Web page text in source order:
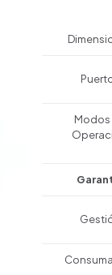
Modos